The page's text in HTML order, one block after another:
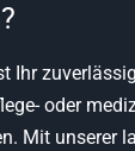
Ihr
oder
Mit unserer